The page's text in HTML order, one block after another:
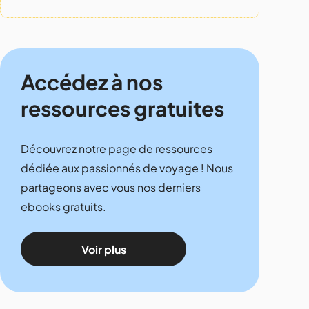
Accédez à nos
ressources gratuites
Découvrez notre page de ressources
dédiée aux passionnés de voyage ! Nous
partageons avec vous nos derniers
ebooks gratuits.
Voir plus